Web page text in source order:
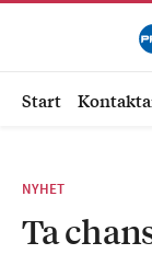
Start
NYHET
Ta